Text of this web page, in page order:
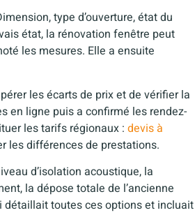
type d’ouverture, état du
état, la rénovation fenêtre peut
les mesures. Elle a ensuite
les écarts de prix et de vérifier la
en ligne puis a confirmé les rendez-
les tarifs régionaux : devis à
les différences de prestations.
d’isolation acoustique, la
la dépose totale de l’ancienne
toutes ces options et incluait